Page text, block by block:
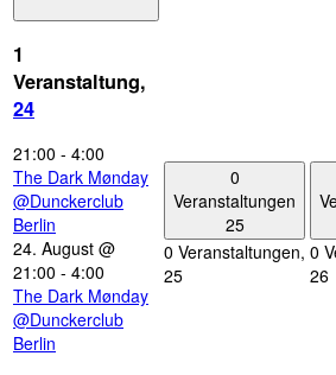
1
Veranstaltung,
24
21:00 - 4:00
The Dark Mønday
@Dunckerclub
Berlin
24. August @
21:00 - 4:00
The Dark Mønday
@Dunckerclub
Berlin
0
Veranstaltungen
25
0 Veranstaltungen,
25
0
26